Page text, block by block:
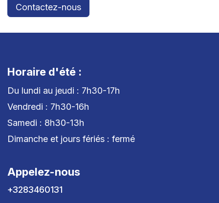
Contactez-nous
Horaire d'été :
Du lundi au jeudi : 7h30-17h
Vendredi : 7h30-16h
Samedi : 8h30-13h
Dimanche et jours fériés : fermé
Appelez-nous
+3283460131